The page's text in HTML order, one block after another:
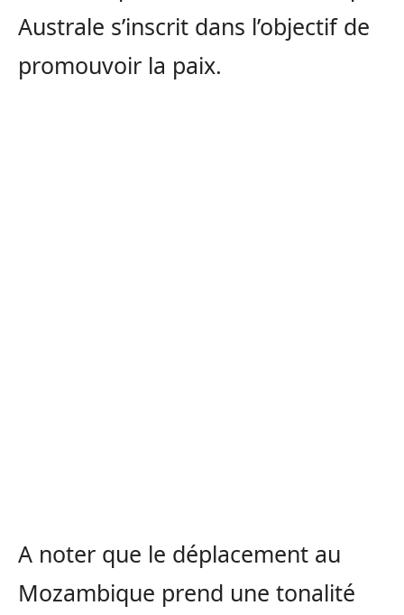
Australe s’inscrit dans l’objectif de
promouvoir la paix.
A noter que le déplacement au
Mozambique prend une tonalité